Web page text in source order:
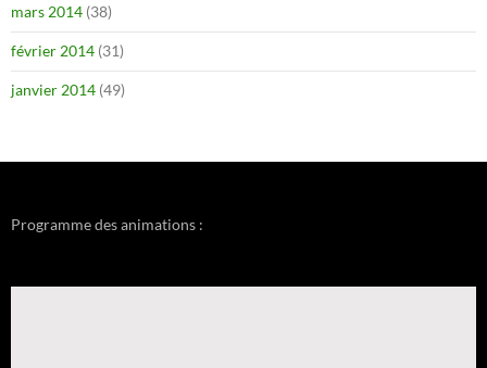
mars 2014 (38)
février 2014 (31)
janvier 2014 (49)
Programme des animations :